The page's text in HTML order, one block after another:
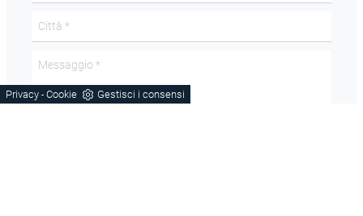
Privacy - Cookie Gestisci i consensi